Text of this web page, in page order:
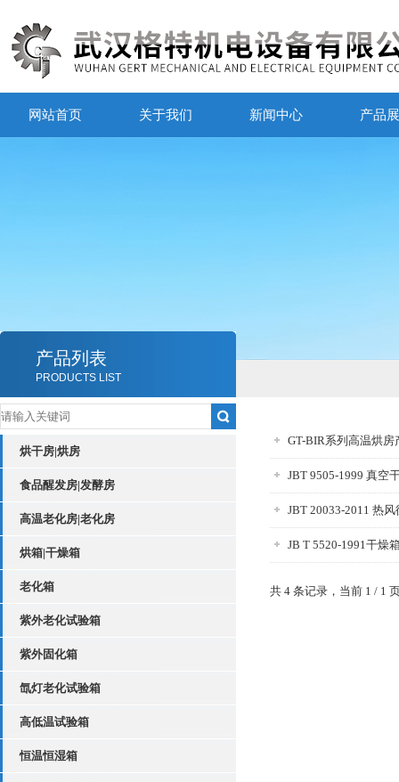
网站首页 关于我们 新闻中心 产品
产品列表
PRODUCTS LIST
烘干房|烘房
食品醒发房|发酵房
高温老化房|老化房
烘箱|干燥箱
老化箱
紫外老化试验箱
紫外固化箱
氙灯老化试验箱
高低温试验箱
恒温恒湿箱
GT-BIR系列高温烘房
JBT 9505-1999 真空
JBT 20033-2011 热
JB T 5520-1991干燥
共 4 条记录，当前 1 / 1